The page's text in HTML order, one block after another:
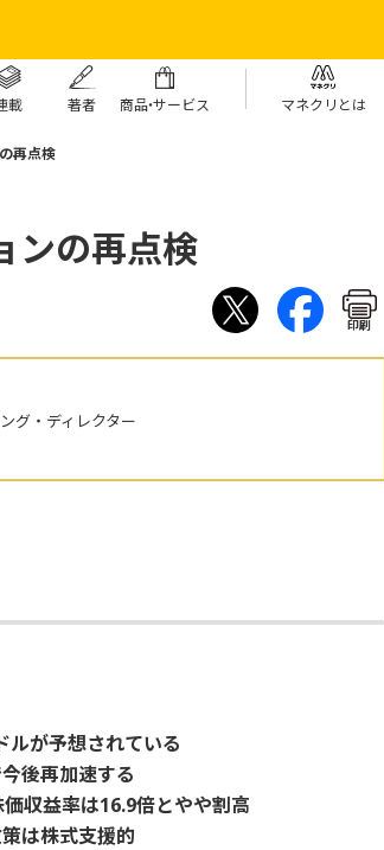
載 著者 商品・サービス マネクリとは
再点検
ンの再点検
印刷
グ・ディレクター
ルが予想されている
後再加速する
収益率は16.9倍とやや割高
は株式支援的